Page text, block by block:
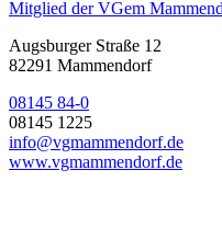
Mitglied der VGem
Augsburger Straße 12
82291 Mammendorf
08145 84-0
08145 1225
info@vgmammendorf.de
www.vgmammendorf.de